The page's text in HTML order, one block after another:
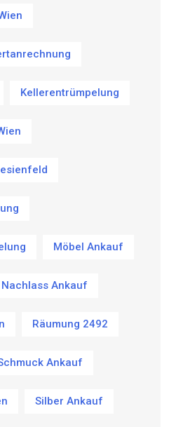
Kellerentrümpelung
Möbel Ankauf
Nachlass Ankauf
Räumung 2492
Ankauf
Silber Ankauf